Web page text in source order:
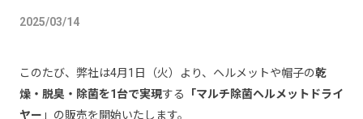
2025/03/14
このたび、弊社は4月1日（火）より、ヘルメットや帽子の乾
燥・脱臭・除菌を1台で実現する
「マルチ除菌ヘルメットドライ
ヤー 」の販売を開始いたします。